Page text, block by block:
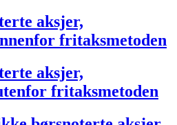
aksjer,
fritaksmetoden
aksjer,
fritaksmetoden